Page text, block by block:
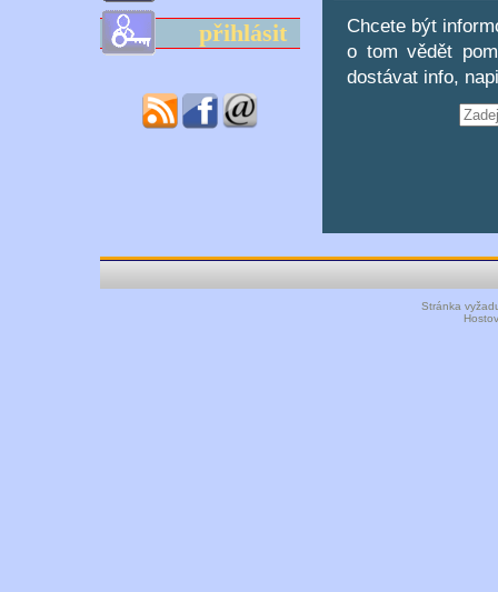
přihlásit
Chcete být
o tom vědět
dostávat info,
Stránka